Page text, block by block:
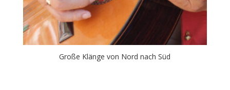
Große Klänge von Nord nach Süd